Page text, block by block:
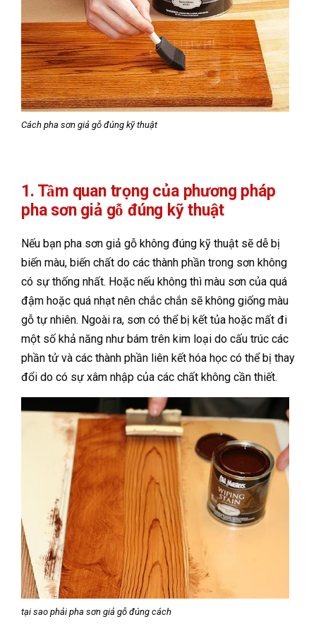
Cách pha sơn giả gỗ đúng kỹ thuật
1. Tầm quan trọng của phương pháp
pha sơn giả gỗ đúng kỹ thuật
Nếu bạn pha sơn giả gỗ không đúng kỹ thuật sẽ dễ bị
biến màu, biến chất do các thành phần trong sơn không
có sự thống nhất. Hoặc nếu không thì màu sơn của quá
đậm hoặc quá nhạt nên chắc chắn sẽ không giống màu
gỗ tự nhiên. Ngoài ra, sơn có thể bị kết tủa hoặc mất đi
một số khả năng như bám trên kim loại do cấu trúc các
phần tử và các thành phần liên kết hóa học có thể bị thay
đổi do có sự xâm nhập của các chất không cần thiết.
tại sao phải pha sơn giả gỗ đúng cách